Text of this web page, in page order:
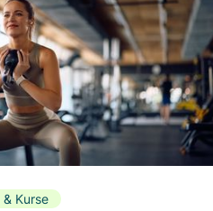
Kurse